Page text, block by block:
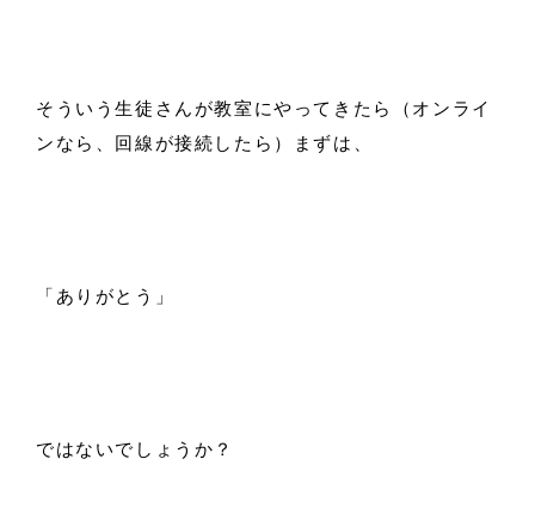
そういう生徒さんが教室にやってきたら（オンライ
ンなら、回線が接続したら）まずは、
「ありがとう」
ではないでしょうか？